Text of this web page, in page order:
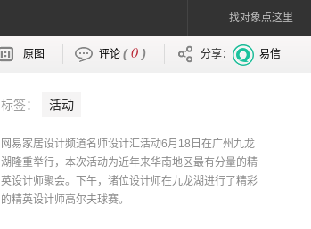
找对象点这里
原图 评论 (0 ) 分享： 易信
标签： 活动
网易家居设计频道名师设计汇活动6月18日在广州九龙
湖隆重举行，本次活动为近年来华南地区最有分量的精
英设计师聚会。下午，诸位设计师在九龙湖进行了精彩
的精英设计师高尔夫球赛。